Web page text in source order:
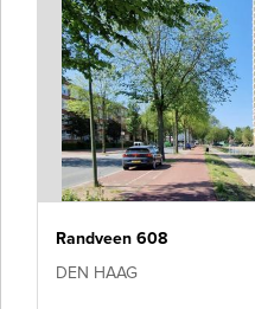
Randveen 608
DEN HAAG